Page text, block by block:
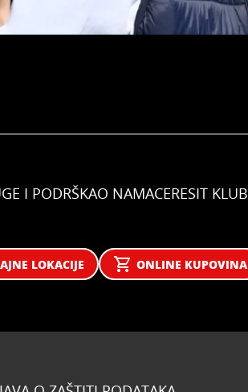
I PODRŠKAO NAMACERESIT KLUB
LOKACIJE ONLINE KUPOVINA